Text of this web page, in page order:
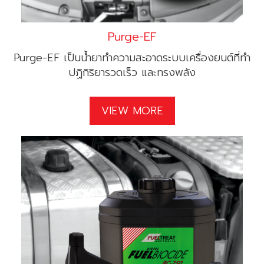
Purge-EF
Purge-EF เป็นน้ำยาทำความสะอาดระบบเครื่องยนต์ที่ทำ
ปฏิกิริยารวดเร็ว และทรงพลัง
VIEW MORE